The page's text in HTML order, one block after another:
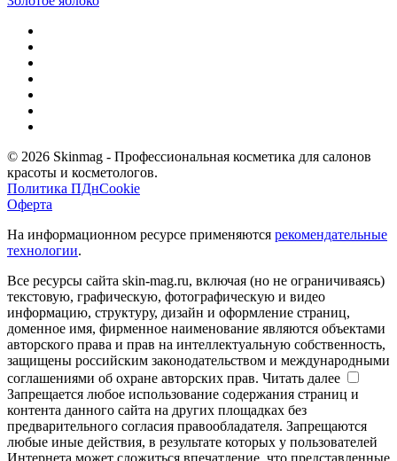
© 2026 Skinmag - Профессиональная косметика для салонов
красоты и косметологов.
Политика ПДнCookie
Оферта
На информационном ресурсе применяются рекомендательные
технологии.
Все ресурсы сайта skin-mag.ru, включая (но не ограничиваясь)
текстовую, графическую, фотографическую и видео
информацию, структуру, дизайн и оформление страниц,
доменное имя, фирменное наименование являются объектами
авторского права и прав на интеллектуальную собственность,
защищены российским законодательством и международными
соглашениями об охране авторских прав. Читать далее
Запрещается любое использование содержания страниц и
контента данного сайта на других площадках без
предварительного согласия правообладателя. Запрещаются
любые иные действия, в результате которых у пользователей
Интернета может сложиться впечатление, что представленные